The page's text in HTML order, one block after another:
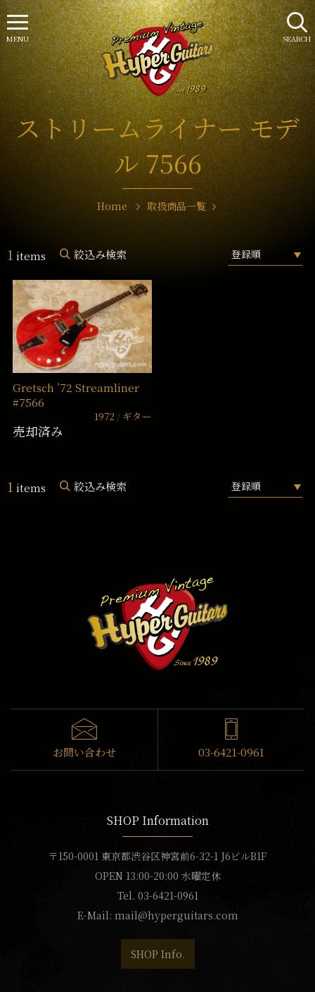
ストリームライナー モデ
ル 7566
Home 取扱商品一覧
1 items 絞込み検索
Gretsch ’72 Streamliner
#7566
1972 ギター
売却済み
1 items 絞込み検索
SEARCH
MENU
お問い合わせ 03-6421-0961
SHOP Information
〒150-0001 東京都渋谷区神宮前6-32-1 J6ビルB1F
OPEN 13:00-20:00 水曜定休
Tel. 03-6421-0961
E-Mail: mail@hyperguitars.com
SHOP Info.